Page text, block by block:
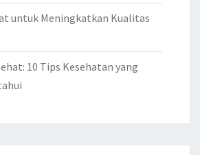
untuk Meningkatkan Kualitas
10 Tips Kesehatan yang